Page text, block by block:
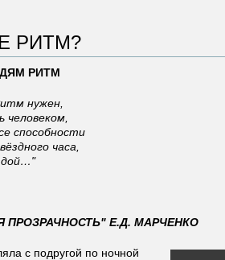
РИТМ?
РИТМ
нужен,
способности
часа,
ПРОЗРАЧНОСТЬ" Е.Д. МАРЧЕНКО
с подругой по ночной